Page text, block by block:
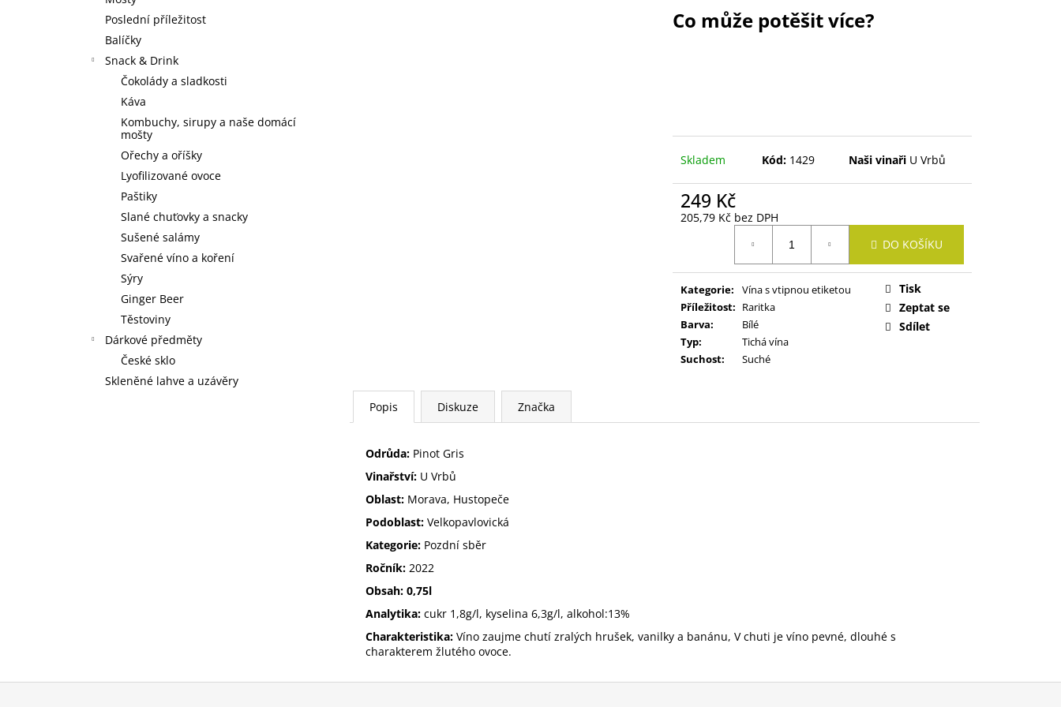
Poslední příležitost
Balíčky
Snack & Drink
Čokolády a sladkosti
Káva
Kombuchy, sirupy a naše domácí
mošty
Ořechy a oříšky
Lyofilizované ovoce
Paštiky
Slané chuťovky a snacky
Sušené salámy
Svařené víno a koření
Sýry
Ginger Beer
Těstoviny
Dárkové předměty
České sklo
Skleněné lahve a uzávěry
Co může potěšit více?
Skladem Kód: 1429 Naši vinaři U Vrbů
249 Kč
205,79 Kč bez DPH
DO KOŠÍKU
Kategorie:
Vína s vtipnou etiketou
Příležitost: Raritka
Barva:
Bílé
Typ:
Tichá vína
Suchost: Suché
Tisk
Zeptat se
Sdílet
Popis Diskuze Značka
Odrůda: Pinot Gris
Vinařství: U Vrbů
Oblast: Morava, Hustopeče
Podoblast: Velkopavlovická
Kategorie: Pozdní sběr
Ročník: 2022
Obsah: 0,75l
Analytika: cukr 1,8g/l, kyselina 6,3g/l, alkohol:13%
Charakteristika: Víno zaujme chutí zralých hrušek, vanilky a banánu, V chuti je víno pevné, dlouhé s
charakterem žlutého ovoce.
3 SKLENICE ZE TŘÍ SEDMIČEK
590 Kč
Z